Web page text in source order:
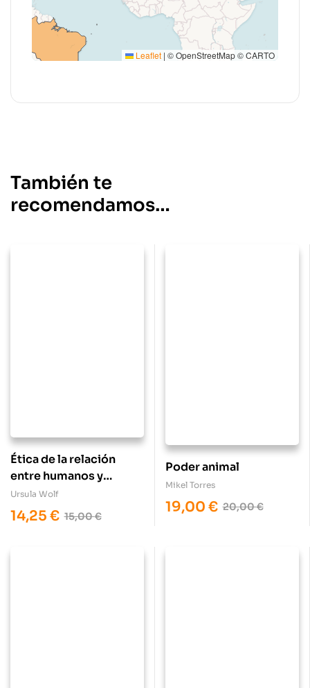
Leaflet | © OpenStreetMap © CARTO
También te
recomendamos…
Ética de la relación
entre humanos y
animales
Ursula Wolf
15,00€
14,25 €
Poder animal
Mikel Torres
20,00€
19,00 €